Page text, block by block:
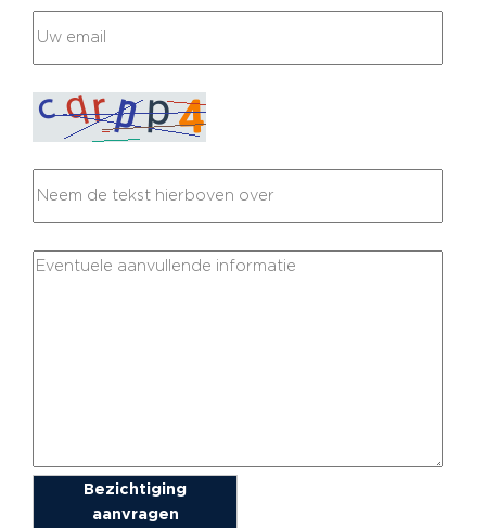
Bezichtiging
aanvragen